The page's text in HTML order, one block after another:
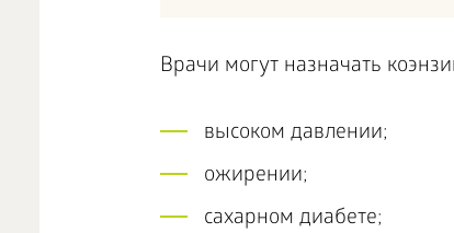
Врачи могут назначать
высоком давлении;
ожирении;
сахарном диабете;